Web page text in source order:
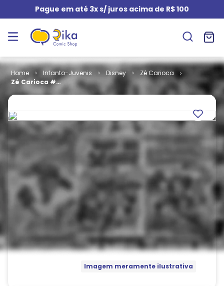
Pague em até 3x s/ juros acima de R$ 100
Infanto-Juvenis Disney
Zé Carioca
Zé Carioca #
1820
Imagem meramente ilustrativa